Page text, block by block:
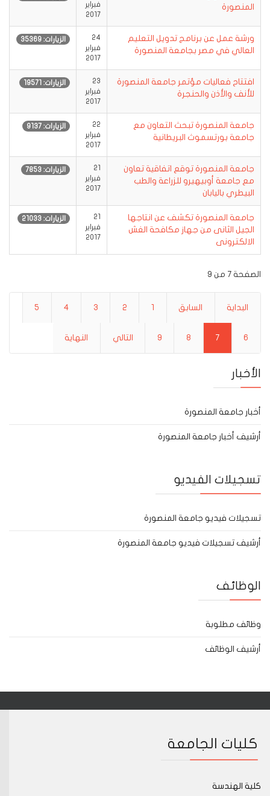
المنصورة
فبراير
2017
ورشة عمل عن برنامج تدويل التعليم
العالي في مصر بجامعة المنصورة
24
فبراير
2017
الزيارات: 35369
افتتاح فعاليات مؤتمر جامعة المنصورة
للأنف والأذن والحنجرة
23
فبراير
2017
الزيارات: 19571
جامعة المنصورة تبحث التعاون مع
جامعة بورتسموث البريطانية
22
فبراير
2017
الزيارات: 9137
جامعة المنصورة توقع اتفاقية تعاون
مع جامعة أوبيهيرو للزراعة والطب
البيطري باليابان
21
فبراير
2017
الزيارات: 7853
جامعة المنصورة تكشف عن انتاجها
الجيل الثانى من جهاز مكافحة الغش
الالكترونى
21
فبراير
2017
الزيارات: 21033
الصفحة 7 من 9
البداية السابق 1
2
3
4
5
6
7
8
9 التالي النهاية
الأخبار
أخبار جامعة المنصورة
أرشيف أخبار جامعة المنصورة
تسجيلات الفيديو
تسجيلات فيديو جامعة المنصورة
أرشيف تسجيلات فيديو جامعة المنصورة
الوظائف
وظائف مطلوبة
أرشيف الوظائف
كليات الجامعة
كلية الهندسة